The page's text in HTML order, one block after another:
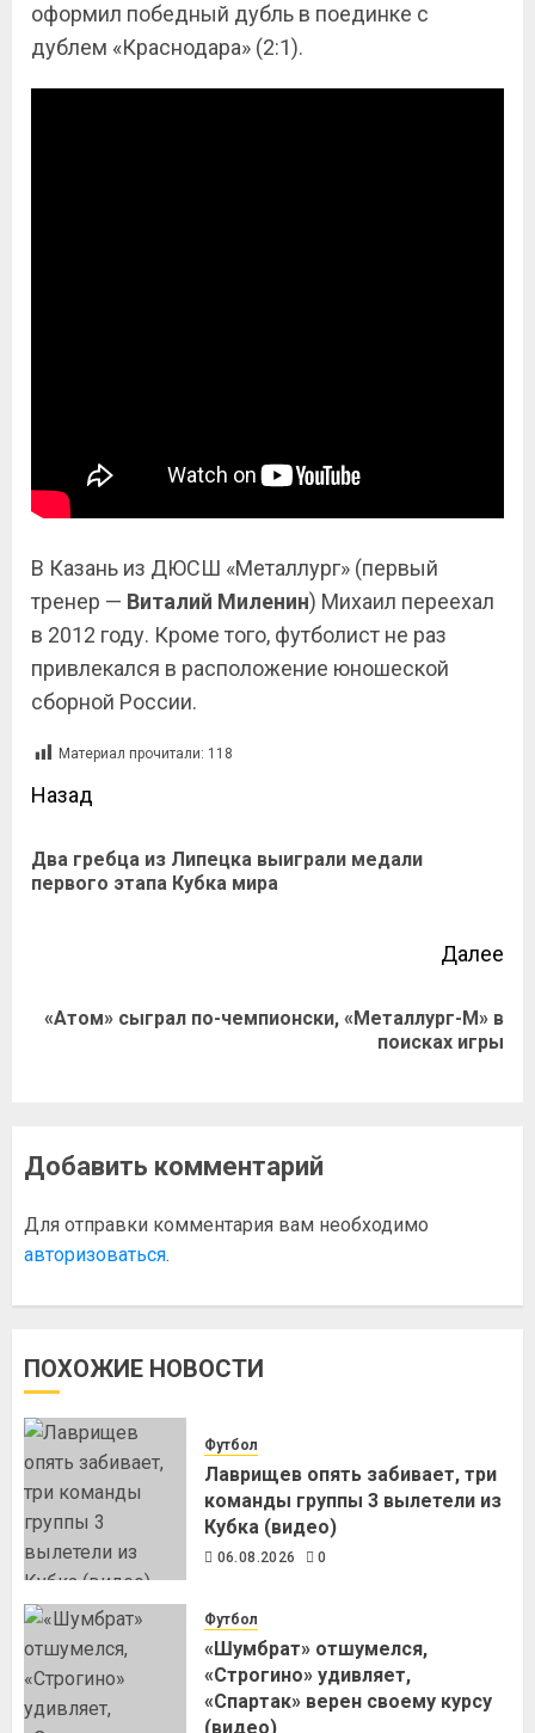
оформил победный дубль в поединке с
дублем «Краснодара» (2:1).
В Казань из ДЮСШ «Металлург» (первый
тренер — Виталий Миленин) Михаил переехал
в 2012 году. Кроме того, футболист не раз
привлекался в расположение юношеской
сборной России.
Материал прочитали: 118
Назад
Два гребца из Липецка выиграли медали
первого этапа Кубка мира
Далее
«Атом» сыграл по-чемпионски, «Металлург-М» в
поисках игры
Добавить комментарий
Для отправки комментария вам необходимо
авторизоваться.
ПОХОЖИЕ НОВОСТИ
Футбол
Лаврищев опять забивает, три
команды группы 3 вылетели из
Кубка (видео)
06.08.2026 0
Футбол
«Шумбрат» отшумелся,
«Строгино» удивляет,
«Спартак» верен своему курсу
(видео)